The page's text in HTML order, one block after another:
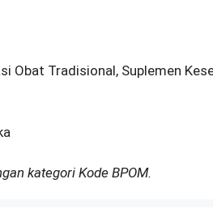
Obat Tradisional, Suplemen
kategori Kode BPOM.